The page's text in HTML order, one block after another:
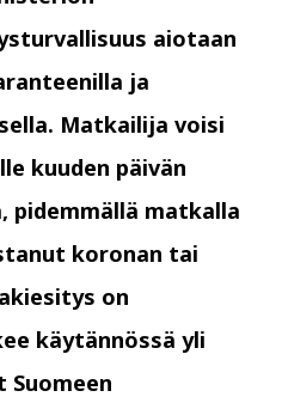
aiotaan
ja
Matkailija voisi
kuuden päivän
pidemmällä matkalla
koronan tai
on
käytännössä yli
Suomeen